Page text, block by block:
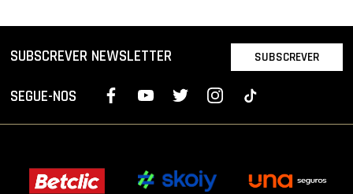
SUBSCREVER NEWSLETTER SUBSCREVER
SEGUE-NOS